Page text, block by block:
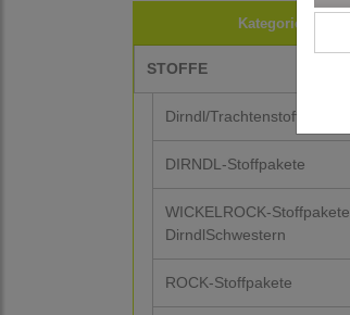
Kategorien
STOFFE
Dirndl/Trachtenstoffe
DIRNDL-Stoffpakete
WICKELROCK-Stoffpakete
DirndlSchwestern
ROCK-Stoffpakete